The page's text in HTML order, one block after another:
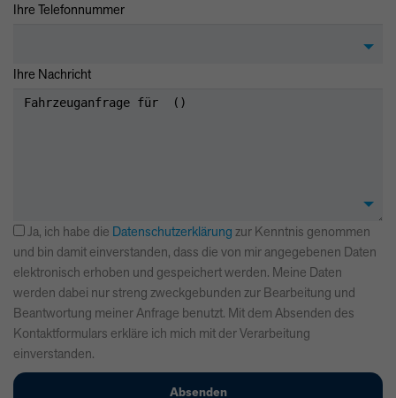
Ihre Telefonnummer
Ihre Nachricht
Ja, ich habe die Datenschutzerklärung zur Kenntnis genommen
und bin damit einverstanden, dass die von mir angegebenen Daten
elektronisch erhoben und gespeichert werden. Meine Daten
werden dabei nur streng zweckgebunden zur Bearbeitung und
Beantwortung meiner Anfrage benutzt. Mit dem Absenden des
Kontaktformulars erkläre ich mich mit der Verarbeitung
einverstanden.